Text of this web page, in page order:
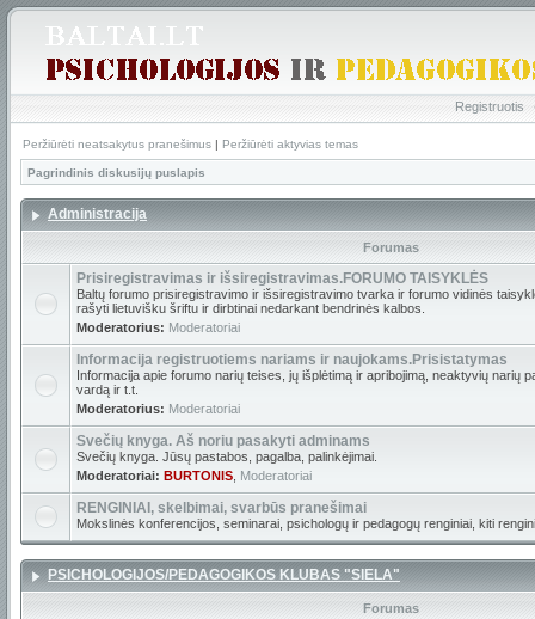
Registruotis
Peržiūrėti neatsakytus pranešimus | Peržiūrėti aktyvias temas
Pagrindinis diskusijų puslapis
Administracija
Forumas
Prisiregistravimas ir išsiregistravimas.FORUMO TAISYKLĖS
Baltų forumo prisiregistravimo ir išsiregistravimo tvarka ir forumo vidinės
rašyti lietuvišku šriftu ir dirbtinai nedarkant bendrinės kalbos.
Moderatorius: Moderatoriai
Informacija registruotiems nariams ir naujokams.Prisistatymas
Informacija apie forumo narių teises, jų išplėtimą ir apribojimą, neaktyvių narių
vardą ir t.t.
Moderatorius: Moderatoriai
Svečių knyga. Aš noriu pasakyti adminams
Svečių knyga. Jūsų pastabos, pagalba, palinkėjimai.
Moderatoriai: BURTONIS Moderatoriai
RENGINIAI, skelbimai, svarbūs pranešimai
Mokslinės konferencijos, seminarai, psichologų ir pedagogų renginiai, kiti
PSICHOLOGIJOS/PEDAGOGIKOS KLUBAS "SIELA"
Forumas